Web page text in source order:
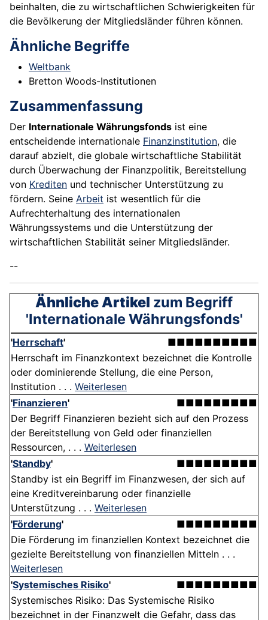
beinhalten, die zu wirtschaftlichen Schwierigkeiten für
die Bevölkerung der Mitgliedsländer führen können.
Ähnliche Begriffe
Weltbank
Bretton Woods-Institutionen
Zusammenfassung
Der Internationale Währungsfonds ist eine
entscheidende internationale Finanzinstitution, die
darauf abzielt, die globale wirtschaftliche Stabilität
durch Überwachung der Finanzpolitik, Bereitstellung
von Krediten und technischer Unterstützung zu
fördern. Seine Arbeit ist wesentlich für die
Aufrechterhaltung des internationalen
Währungssystems und die Unterstützung der
wirtschaftlichen Stabilität seiner Mitgliedsländer.
--
Ähnliche Artikel zum Begriff
'Internationale Währungsfonds'
'Herrschaft'
■■■■■■■■■■
Herrschaft im Finanzkontext bezeichnet die Kontrolle
oder dominierende Stellung, die eine Person,
Institution . . . Weiterlesen
'Finanzieren'
■■■■■■■■■
Der Begriff Finanzieren bezieht sich auf den Prozess
der Bereitstellung von Geld oder finanziellen
Ressourcen, . . . Weiterlesen
'Standby'
■■■■■■■■■
Standby ist ein Begriff im Finanzwesen, der sich auf
eine Kreditvereinbarung oder finanzielle
Unterstützung . . . Weiterlesen
'Förderung'
■■■■■■■■■
Die Förderung im finanziellen Kontext bezeichnet die
gezielte Bereitstellung von finanziellen Mitteln . . .
Weiterlesen
'Systemisches Risiko'
■■■■■■■■■
Systemisches Risiko: Das Systemische Risiko
bezeichnet in der Finanzwelt die Gefahr, dass das